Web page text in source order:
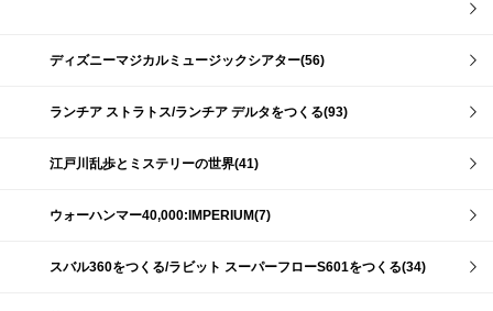
ディズニーマジカルミュージックシアター(56)
ランチア ストラトス/ランチア デルタをつくる(93)
江戸川乱歩とミステリーの世界(41)
ウォーハンマー40,000:IMPERIUM(7)
スバル360をつくる/ラビット スーパーフローS601をつくる(34)